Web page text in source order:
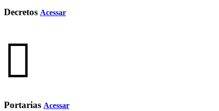
Decretos Acessar
Portarias Acessar